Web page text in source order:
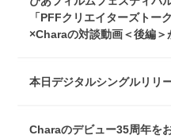
「PFFクリエイターズトー
×Charaの対談動画＜後編＞
本日デジタルシングルリリ
Charaのデビュー35周年を